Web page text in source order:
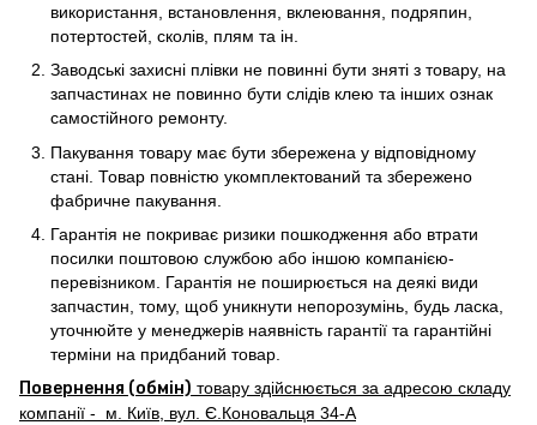
використання, встановлення, вклеювання, подряпин,
потертостей, сколів, плям та ін.
Заводські захисні плівки не повинні бути зняті з товару, на
запчастинах не повинно бути слідів клею та інших ознак
самостійного ремонту.
Пакування товару має бути збережена у відповідному
стані. Товар повністю укомплектований та збережено
фабричне пакування.
Гарантія не покриває ризики пошкодження або втрати
посилки поштовою службою або іншою компанією-
перевізником. Гарантія не поширюється на деякі види
запчастин, тому, щоб уникнути непорозумінь, будь ласка,
уточнюйте у менеджерів наявність гарантії та гарантійні
терміни на придбаний товар.
Повернення (обмін) товару здійснюється за адресою складу
компанії - м. Київ, вул. Є.Коновальця 34-А